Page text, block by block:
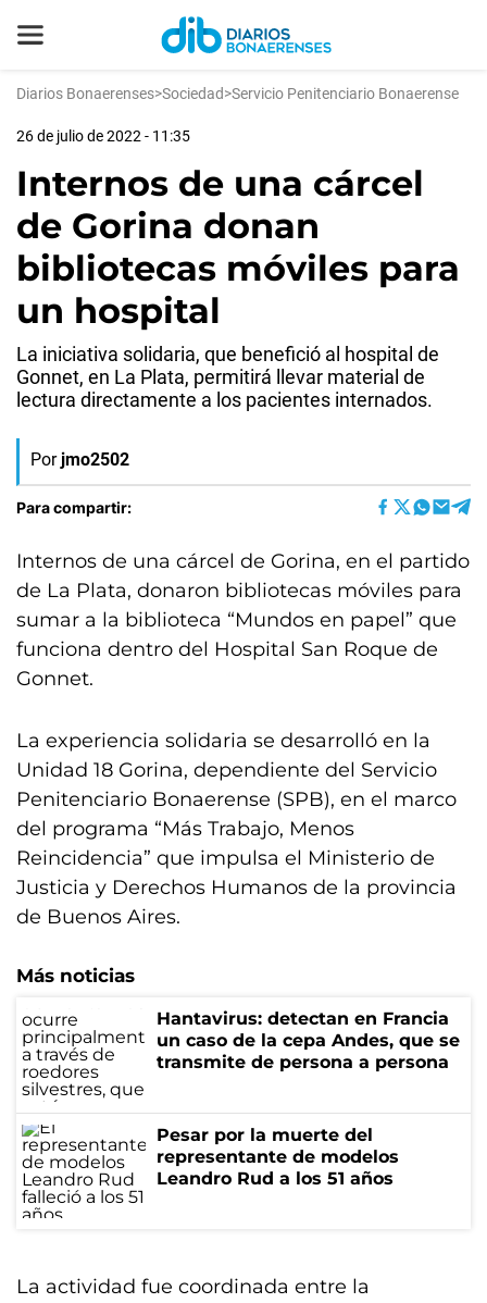
Diarios Bonaerenses>Sociedad>Servicio Penitenciario Bonaerense
26 de julio de 2022 - 11:35
Internos de una cárcel
de Gorina donan
bibliotecas móviles para
un hospital
La iniciativa solidaria, que benefició al hospital de
Gonnet, en La Plata, permitirá llevar material de
lectura directamente a los pacientes internados.
Por jmo2502
Para compartir:
Internos de una cárcel de Gorina, en el partido
de La Plata, donaron bibliotecas móviles para
sumar a la biblioteca “Mundos en papel” que
funciona dentro del Hospital San Roque de
Gonnet.
La experiencia solidaria se desarrolló en la
Unidad 18 Gorina, dependiente del Servicio
Penitenciario Bonaerense (SPB), en el marco
del programa “Más Trabajo, Menos
Reincidencia” que impulsa el Ministerio de
Justicia y Derechos Humanos de la provincia
de Buenos Aires.
Más noticias
Hantavirus: detectan en Francia
un caso de la cepa Andes, que se
transmite de persona a persona
Pesar por la muerte del
representante de modelos
Leandro Rud a los 51 años
La actividad fue coordinada entre la